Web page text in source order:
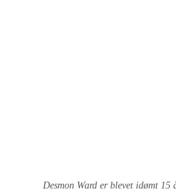
Desmon Ward er blevet idømt 15